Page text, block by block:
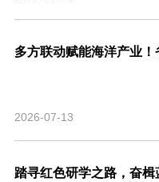
2026-07-13